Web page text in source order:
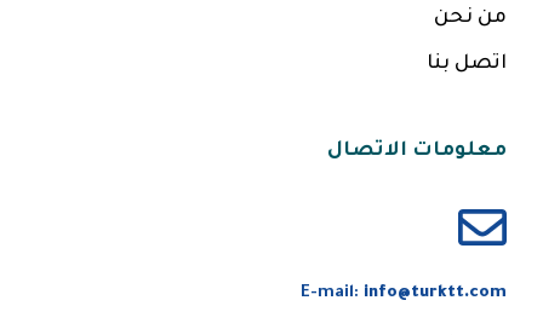
من نحن
اتصل بنا
معلومات الاتصال
E-mail: info@turktt.com